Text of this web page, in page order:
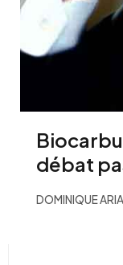
débat
DOMINIQUE